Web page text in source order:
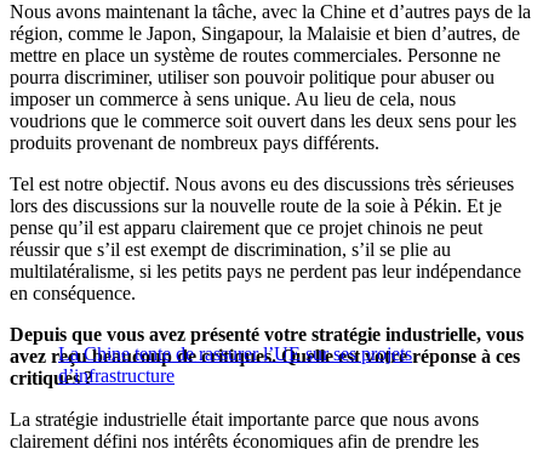
Nous avons maintenant la tâche, avec la Chine et d’autres pays de la
région, comme le Japon, Singapour, la Malaisie et bien d’autres, de
mettre en place un système de routes commerciales. Personne ne
pourra discriminer, utiliser son pouvoir politique pour abuser ou
imposer un commerce à sens unique. Au lieu de cela, nous
voudrions que le commerce soit ouvert dans les deux sens pour les
produits provenant de nombreux pays différents.
Tel est notre objectif. Nous avons eu des discussions très sérieuses
lors des discussions sur la nouvelle route de la soie à Pékin. Et je
pense qu’il est apparu clairement que ce projet chinois ne peut
réussir que s’il est exempt de discrimination, s’il se plie au
multilatéralisme, si les petits pays ne perdent pas leur indépendance
en conséquence.
La Chine tente de rassurer l’UE sur ses projets
d’infrastructure
Depuis que vous avez présenté votre stratégie industrielle, vous
avez reçu beaucoup de critiques. Quelle est votre réponse à ces
critiques ?
La stratégie industrielle était importante parce que nous avons
clairement défini nos intérêts économiques afin de prendre les